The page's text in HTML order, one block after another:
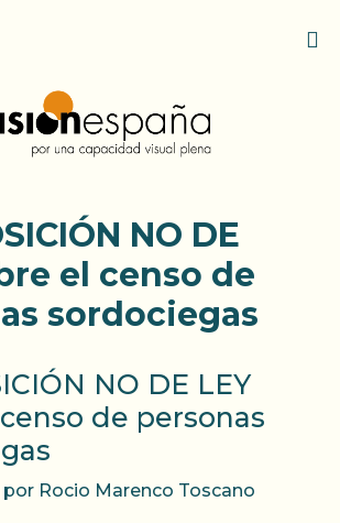
NO DE
el censo de
sordociegas
NO DE LEY
de personas
por Rocio Marenco Toscano